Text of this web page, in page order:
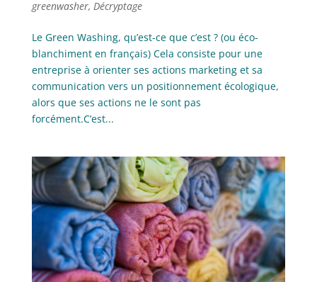
greenwasher, Décryptage
Le Green Washing, qu’est-ce que c’est ? (ou éco-
blanchiment en français) Cela consiste pour une
entreprise à orienter ses actions marketing et sa
communication vers un positionnement écologique,
alors que ses actions ne le sont pas
forcément.C’est...